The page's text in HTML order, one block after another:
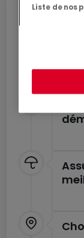
Profitez de
en toute
Liste de nos